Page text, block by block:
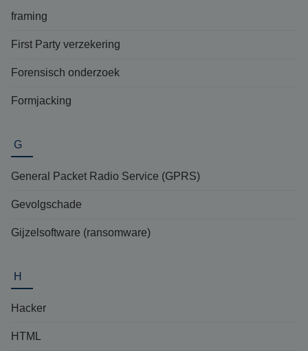
framing
First Party verzekering
Forensisch onderzoek
Formjacking
G
General Packet Radio Service (GPRS)
Gevolgschade
Gijzelsoftware (ransomware)
H
Hacker
HTML